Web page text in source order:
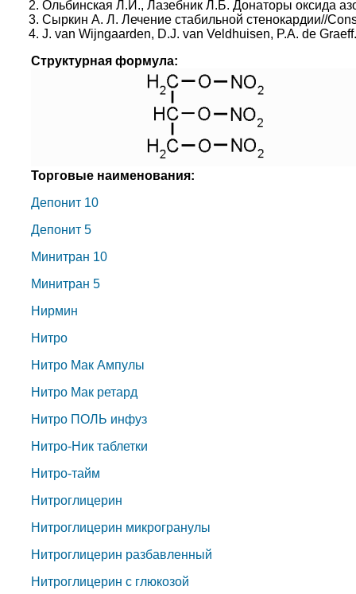
2. Ольбинская Л.И., Лазебник Л.Б. Донаторы оксида
3. Сыркин А. Л. Лечение стабильной стенокардии//
4. J. van Wijngaarden, D.J. van Veldhuisen, P.A. de
Структурная формула:
Торговые наименования:
Депонит 10
Депонит 5
Минитран 10
Минитран 5
Нирмин
Нитро
Нитро Мак Ампулы
Нитро Мак ретард
Нитро ПОЛЬ инфуз
Нитро-Ник таблетки
Нитро-тайм
Нитроглицерин
Нитроглицерин микрогранулы
Нитроглицерин разбавленный
Нитроглицерин с глюкозой